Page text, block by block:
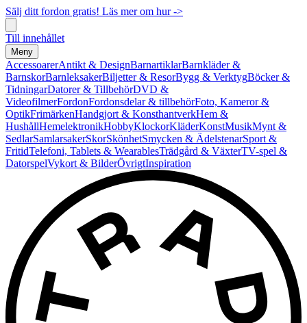
Sälj ditt fordon gratis! Läs mer om hur ->
Till innehållet
Meny
AccessoarerAntikt & DesignBarnartiklarBarnkläder &
BarnskorBarnleksakerBiljetter & ResorBygg & VerktygBöcker &
TidningarDatorer & TillbehörDVD &
VideofilmerFordonFordonsdelar & tillbehörFoto, Kameror &
OptikFrimärkenHandgjort & KonsthantverkHem &
HushållHemelektronikHobbyKlockorKläderKonstMusikMynt &
SedlarSamlarsakerSkorSkönhetSmycken & ÄdelstenarSport &
FritidTelefoni, Tablets & WearablesTrädgård & VäxterTV-spel &
DatorspelVykort & BilderÖvrigtInspiration